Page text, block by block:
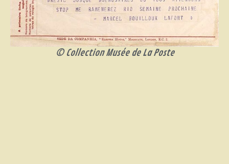
© Collection Musée de La Poste